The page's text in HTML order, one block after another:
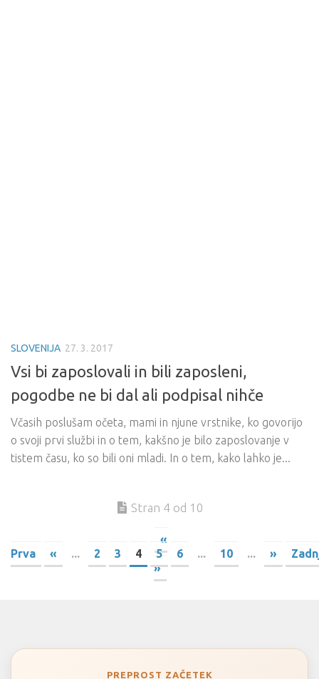
SLOVENIJA 27. 3. 2017
Vsi bi zaposlovali in bili zaposleni,
pogodbe ne bi dal ali podpisal nihče
Včasih poslušam očeta, mami in njune vrstnike, ko govorijo
o svoji prvi službi in o tem, kakšno je bilo zaposlovanje v
tistem času, ko so bili oni mladi. In o tem, kako lahko je...
Stran 4 od 10
«
Prva
« ... 2 3 4 5 6 ... 10 ... »
»
PREPROST ZAČETEK